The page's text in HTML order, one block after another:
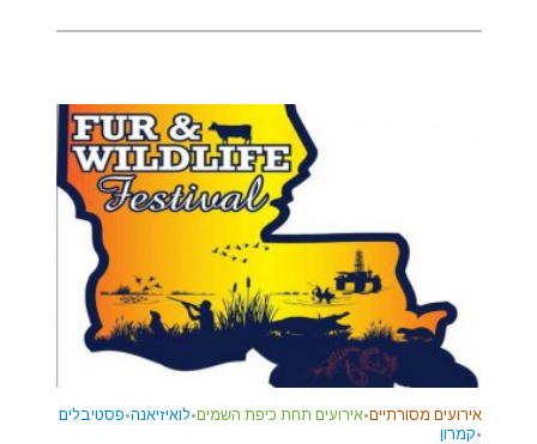
אירועים מסורתיים•אירועים תחת כיפת השמים•לואיזיאנה•פסטיבלים
•קמרון